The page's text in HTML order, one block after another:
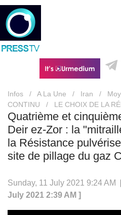
Infos / A La Une / Iran /
CONTINU
/ LE CHOIX DE LA
Quatrième et
Deir ez-Zor : la
la Résistance
site de pillage du gaz
Sunday, 11 July 2021 9:24 AM
July 2021 2:39 AM ]